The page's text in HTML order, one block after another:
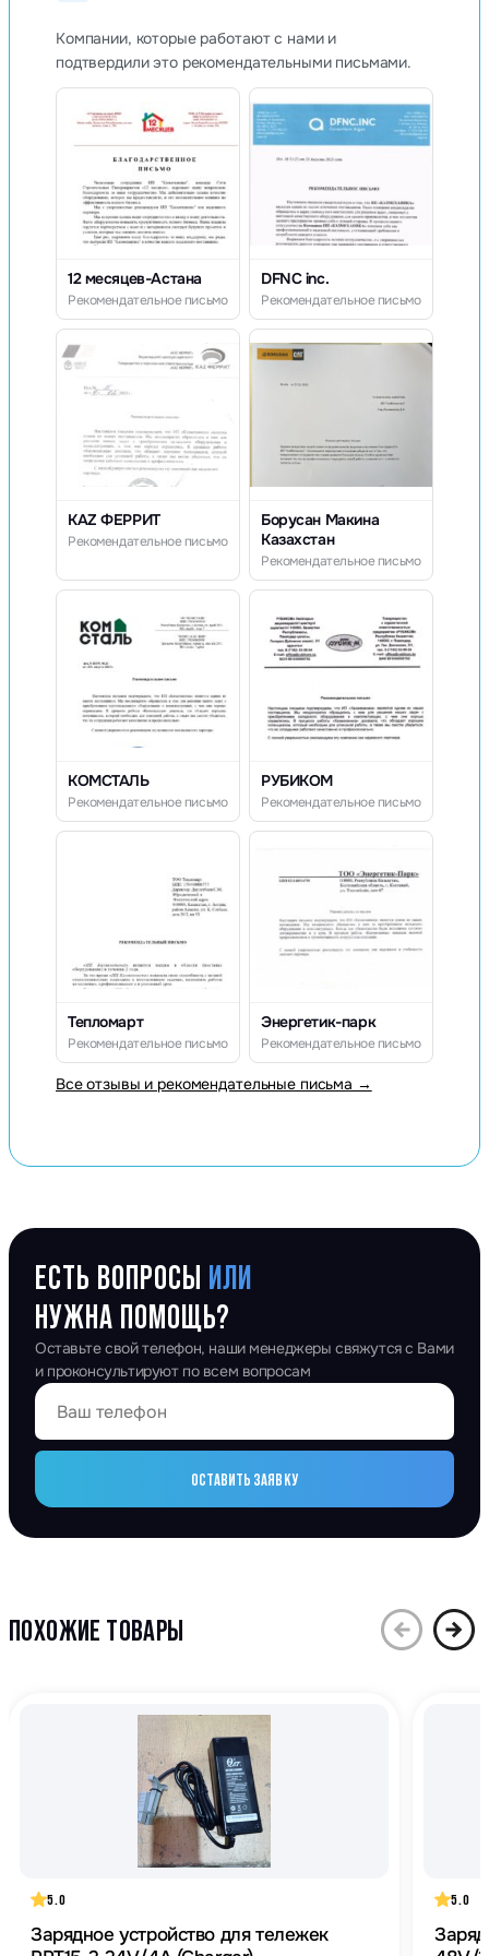
Компании, которые работают с нами и
подтвердили это рекомендательными письмами.
12 месяцев-Астана
Рекомендательное письмо
DFNC inc.
Рекомендательное письмо
KAZ ФЕРРИТ
Рекомендательное письмо
Борусан Макина
Казахстан
Рекомендательное письмо
КОМСТАЛЬ
Рекомендательное письмо
РУБИКОМ
Рекомендательное письмо
Тепломарт
Рекомендательное письмо
Энергетик-парк
Рекомендательное письмо
Все отзывы и рекомендательные письма →
ЕСТЬ ВОПРОСЫ ИЛИ
НУЖНА ПОМОЩЬ?
Оставьте свой телефон, наши менеджеры свяжутся с Вами
и проконсультируют по всем вопросам
ОСТАВИТЬ ЗАЯВКУ
ПОХОЖИЕ ТОВАРЫ
5.0
Зарядное устройство для тележек
5.0